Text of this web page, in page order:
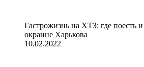
Гастрожизнь на ХТЗ: где поесть
окраине Харькова
10.02.2022